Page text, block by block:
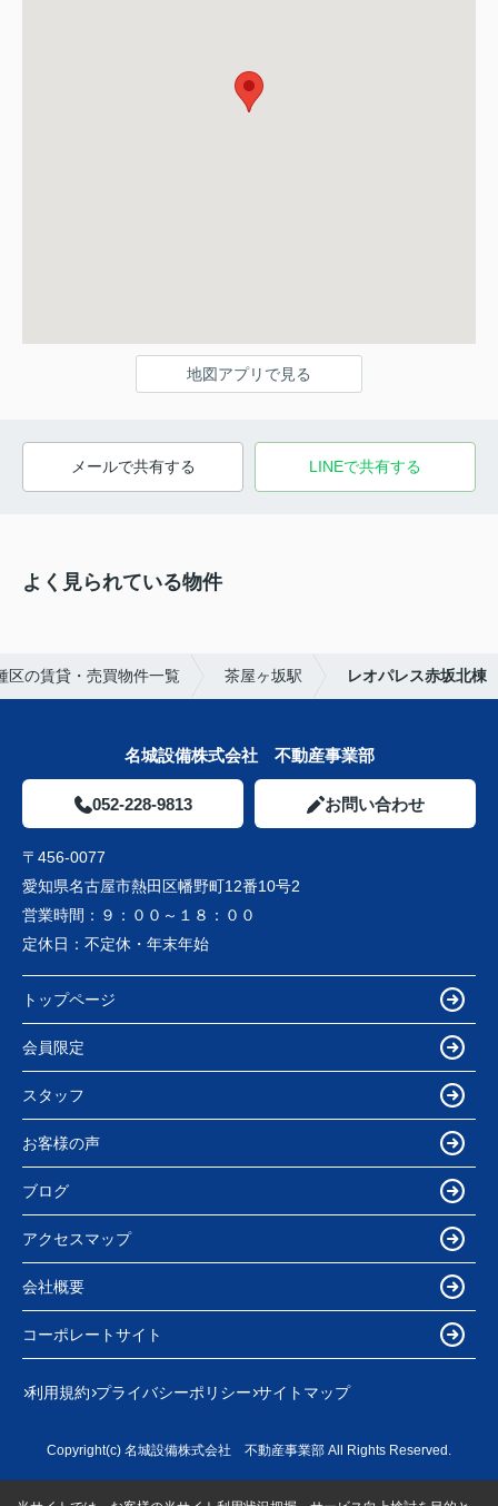
地図アプリで見る
メールで共有する LINEで共有する
よく見られている物件
区の賃貸・売買物件一覧 茶屋ヶ坂駅 レオパレス赤坂北棟
名城設備株式会社 不動産事業部
052-228-9813 お問い合わせ
〒456-0077
愛知県名古屋市熱田区幡野町12番10号2
営業時間： ９：００～１８：００
定休日： 不定休・年末年始
トップページ
会員限定
スタッフ
お客様の声
ブログ
アクセスマップ
会社概要
コーポレートサイト
利用規約 プライバシーポリシー サイトマップ
Copyright(c) 名城設備株式会社 不動産事業部 All Rights Reserved.